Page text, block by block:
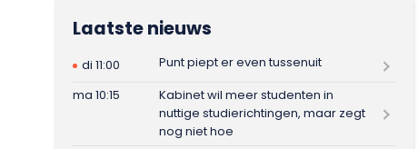
Laatste nieuws
di 11:00
Punt piept er even tussenuit
ma 10:15
Kabinet wil meer studenten in
nuttige studierichtingen, maar zegt
nog niet hoe